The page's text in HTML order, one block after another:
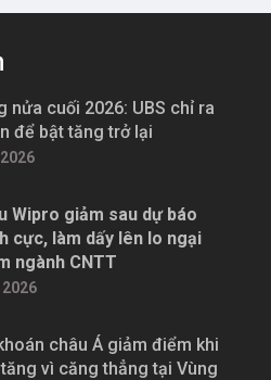
nửa cuối 2026: UBS chỉ ra
để bật tăng trở lại
Wipro giảm sau dự báo
cực, làm dấy lên lo ngại
ngành CNTT
châu Á giảm điểm khi
vì căng thẳng tại Vùng